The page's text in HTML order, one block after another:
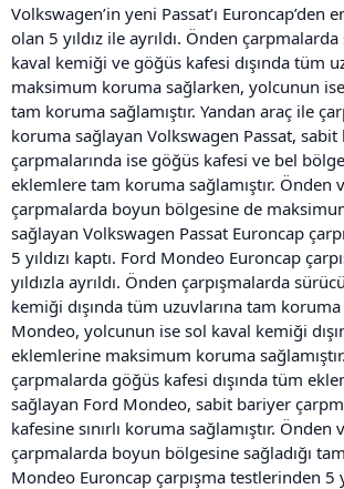
Volkswagen’in yeni Passat’ı Euroncap’den
olan 5 yıldız ile ayrıldı. Önden
kaval kemiği ve göğüs kafesi dışında tüm
maksimum koruma sağlarken, yolcunun
tam koruma sağlamıştır. Yandan araç ile
koruma sağlayan Volkswagen Passat,
çarpmalarında ise göğüs kafesi ve bel
eklemlere tam koruma sağlamıştır. Önden
çarpmalarda boyun bölgesine de
sağlayan Volkswagen Passat Euroncap
5 yıldızı kaptı. Ford Mondeo Euroncap
yıldızla ayrıldı. Önden çarpışmalarda
kemiği dışında tüm uzuvlarına tam
Mondeo, yolcunun ise sol kaval kemiği
eklemlerine maksimum koruma
çarpmalarda göğüs kafesi dışında tüm
sağlayan Ford Mondeo, sabit bariyer
kafesine sınırlı koruma sağlamıştır. Önden
çarpmalarda boyun bölgesine sağladığı
Mondeo Euroncap çarpışma testlerinden 5